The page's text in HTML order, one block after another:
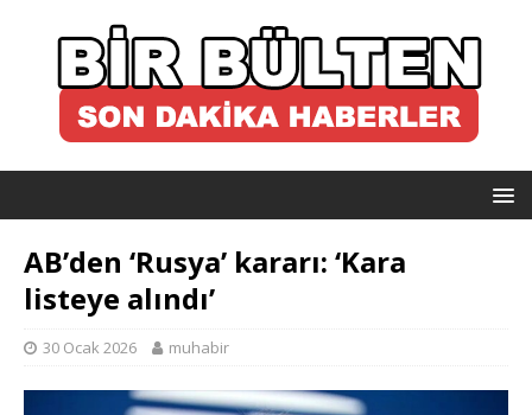
AB’den ‘Rusya’ kararı: ‘Kara
listeye alındı’
30 Ocak 2026 muhabir